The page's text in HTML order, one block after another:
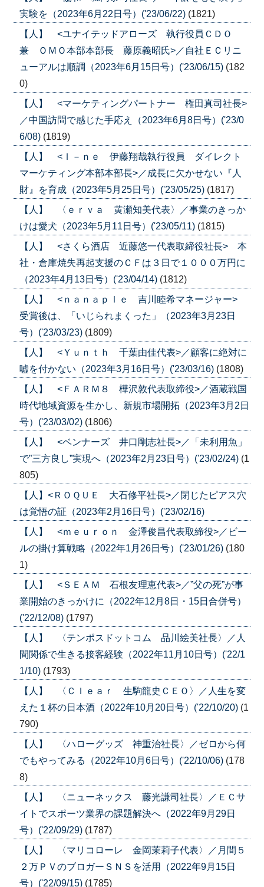
実験を（2023年6月22日号）('23/06/22) (1821)
【人】 <ユナイテッドアローズ 執行役員ＣＤＯ
兼 ＯＭＯ本部本部長 藤原義昭氏>／自社ＥＣリニ
ューアルは順調（2023年6月15日号）('23/06/15) (182
0)
【人】 <マーケティングパートナー 権田真司社長>
／中国訪問で感じた手応え（2023年6月8日号）('23/0
6/08) (1819)
【人】 <Ｉ－ｎｅ 伊藤翔哉執行役員 ダイレクト
マーケティング本部本部長>／成長に欠かせない『人
財』を育成（2023年5月25日号）('23/05/25) (1817)
【人】 〈ｅｒｖａ 黄瀬知美代表〉／事業のきっか
けは愛犬（2023年5月11日号）('23/05/11) (1815)
【人】 <さくら酒店 近藤悠一代表取締役社長> 本
社・倉庫焼失再起支援のＣＦは３日で１０００万円に
（2023年4月13日号）('23/04/14) (1812)
【人】 <ｎａｎａｐｌｅ 吉川睦希マネージャー>
受賞後は、「いじられまくった」（2023年3月23日
号）('23/03/23) (1809)
【人】 <Ｙｕｎｔｈ 千葉由佳代表>／顧客に絶対に
嘘を付かない（2023年3月16日号）('23/03/16) (1808)
【人】 <ＦＡＲＭ８ 樺沢敦代表取締役>／酒蔵戦国
時代地域資源を生かし、新規市場開拓（2023年3月2日
号）('23/03/02) (1806)
【人】 <ベンナーズ 井口剛志社長>／「未利用魚」
で”三方良し”実現へ（2023年2月23日号）('23/02/24) (1
805)
【人】<ＲＯＱＵＥ 大石修平社長>／閉じたピアス穴
は覚悟の証（2023年2月16日号）('23/02/16)
【人】 <ｍｅｕｒｏｎ 金澤俊昌代表取締役>／ビー
ルの掛け算戦略（2022年1月26日号）('23/01/26) (180
1)
【人】 <ＳＥＡＭ 石根友理恵代表>／”父の死”が事
業開始のきっかけに（2022年12月8日・15日合併号）
('22/12/08) (1797)
【人】 〈テンポスドットコム 品川絵美社長〉／人
間関係で生きる接客経験（2022年11月10日号）('22/1
1/10) (1793)
【人】 〈Ｃｌｅａｒ 生駒龍史ＣＥＯ〉／人生を変
えた１杯の日本酒（2022年10月20日号）('22/10/20) (1
790)
【人】 〈ハローグッズ 神重治社長〉／ゼロから何
でもやってみる（2022年10月6日号）('22/10/06) (178
8)
【人】 〈ニューネックス 藤光謙司社長〉／ＥＣサ
イトでスポーツ業界の課題解決へ（2022年9月29日
号）('22/09/29) (1787)
【人】 〈マリコローレ 金岡茉莉子代表〉／月間５
２万ＰＶのブロガーＳＮＳを活用（2022年9月15日
号）('22/09/15) (1785)